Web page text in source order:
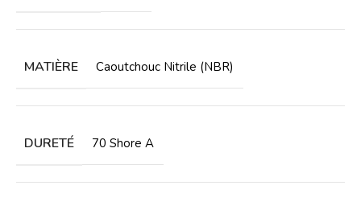
MATIÈRE Caoutchouc Nitrile (NBR)
DURETÉ 70 Shore A